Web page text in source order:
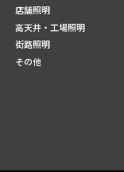
店舗照明
高天井・工場照明
街路照明
その他